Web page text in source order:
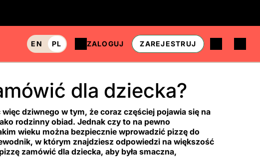
EN PL ZALOGUJ ZAREJESTRUJ
dla dziecka?
dziwnego w tym, że coraz częściej pojawia się na
rodzinny obiad. Jednak czy to na pewno
wieku można bezpiecznie wprowadzić pizzę do
w którym znajdziesz odpowiedzi na większość
zamówić dla dziecka, aby była smaczna,